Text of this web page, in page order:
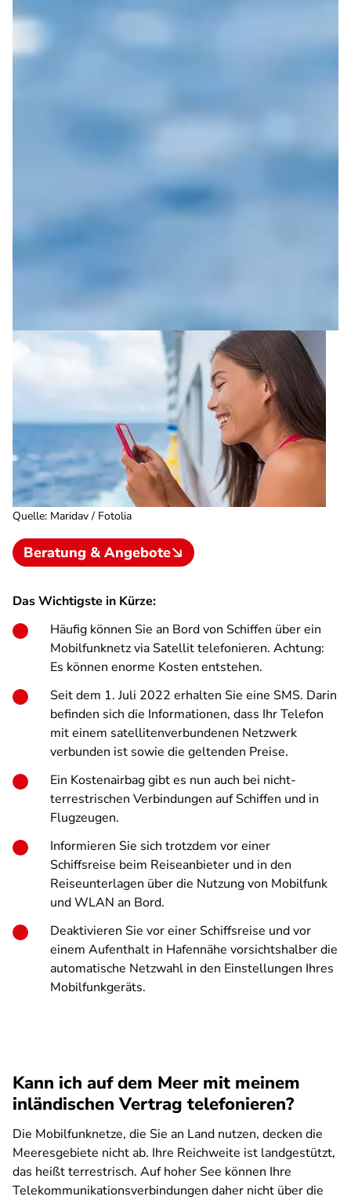
Quelle: Maridav / Fotolia
Beratung & Angebote
Das Wichtigste in Kürze:
Häufig können Sie an Bord von Schiffen über ein
Mobilfunknetz via Satellit telefonieren. Achtung:
Es können enorme Kosten entstehen.
Seit dem 1. Juli 2022 erhalten Sie eine SMS. Darin
befinden sich die Informationen, dass Ihr Telefon
mit einem satellitenverbundenen Netzwerk
verbunden ist sowie die geltenden Preise.
Ein Kostenairbag gibt es nun auch bei nicht-
terrestrischen Verbindungen auf Schiffen und in
Flugzeugen.
Informieren Sie sich trotzdem vor einer
Schiffsreise beim Reiseanbieter und in den
Reiseunterlagen über die Nutzung von Mobilfunk
und WLAN an Bord.
Deaktivieren Sie vor einer Schiffsreise und vor
einem Aufenthalt in Hafennähe vorsichtshalber die
automatische Netzwahl in den Einstellungen Ihres
Mobilfunkgeräts.
Kann ich auf dem Meer mit meinem
inländischen Vertrag telefonieren?
Die Mobilfunknetze, die Sie an Land nutzen, decken die
Meeresgebiete nicht ab. Ihre Reichweite ist landgestützt,
das heißt terrestrisch. Auf hoher See können Ihre
Telekommunikationsverbindungen daher nicht über die